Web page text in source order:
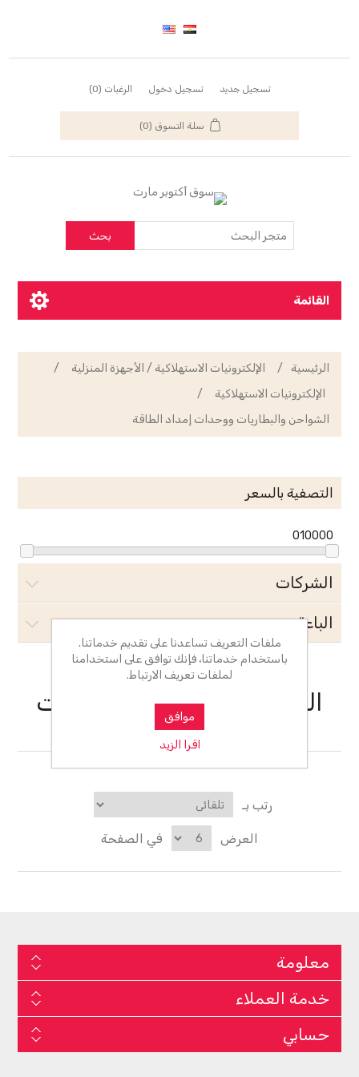
تسجيل جديد تسجيل دخول الرغبات (0)
سلة التسوق (0)
بحث
القائمة
الرئيسية / الإلكترونيات الاستهلاكية / الأجهزة المنزلية
/
الإلكترونيات الاستهلاكية
/
الشواحن والبطاريات ووحدات إمداد الطاقة
التصفية بالسعر
010000
الشركات
الباعة
الشواحن والبطاريات ووحدات
إمداد الطاقة
رتب بـ
العرض في الصفحة
معلومة
خدمة العملاء
حسابي
ملفات التعريف تساعدنا على تقديم خدماتنا.
باستخدام خدماتنا، فإنك توافق على استخدامنا
لملفات تعريف الارتباط.
موافق
اقرا الزيد